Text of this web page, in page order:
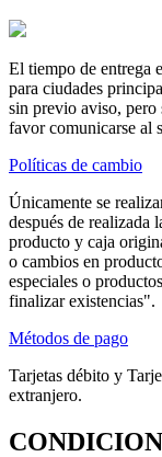
El tiempo de entrega
para ciudades
sin previo aviso, pero
favor comunicarse al
Políticas de cambio
Únicamente se
después de realizada
producto y caja
o cambios en
especiales o
finalizar existencias".
Métodos de pago
Tarjetas débito y
extranjero.